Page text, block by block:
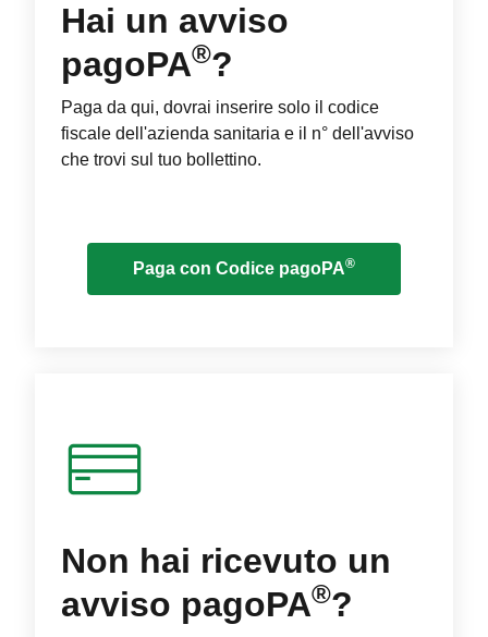
Hai un avviso
pagoPA®?
Paga da qui, dovrai inserire solo il codice
fiscale dell'azienda sanitaria e il n° dell'avviso
che trovi sul tuo bollettino.
Paga con Codice pagoPA®
Non hai ricevuto un
avviso pagoPA®?